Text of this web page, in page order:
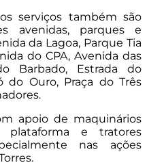
serviços também são
avenidas, parques e
da Lagoa, Parque Tia
do CPA, Avenida das
Barbado, Estrada do
do Ouro, Praça do Três
apoio de maquinários
plataforma e tratores
nas ações